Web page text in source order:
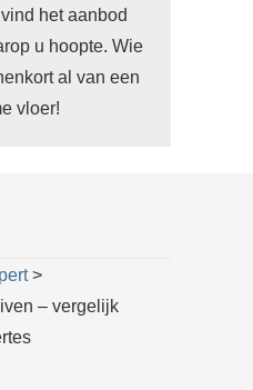
het aanbod
u hoopte. Wie
al van een
vloer!
>
– vergelijk